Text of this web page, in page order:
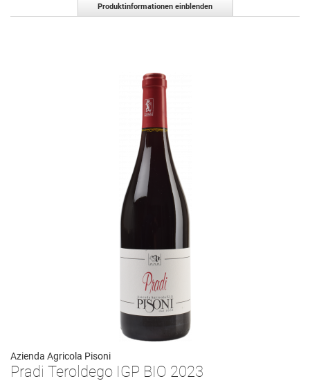
Produktinformationen einblenden
Azienda Agricola Pisoni
Pradi Teroldego IGP BIO 2023